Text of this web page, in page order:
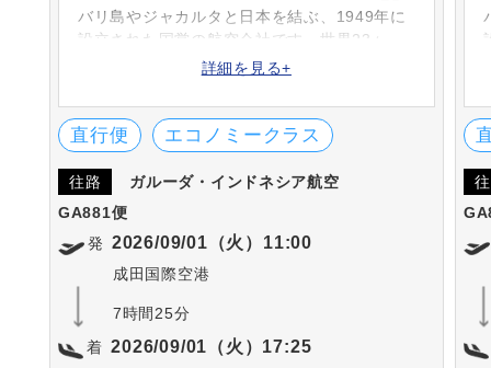
バリ島やジャカルタと日本を結ぶ、1949年に
設立された国営の航空会社です。世界23ヶ
国、インドネシア国内の65都市を結んでいま
詳細を見る+
直行便 エコノミークラス
往路
ガルーダ・インドネシア航空
GA881便
発 2026/09/01（火）11:00
成田国際空港
7時間25分
着 2026/09/01（火）17:25